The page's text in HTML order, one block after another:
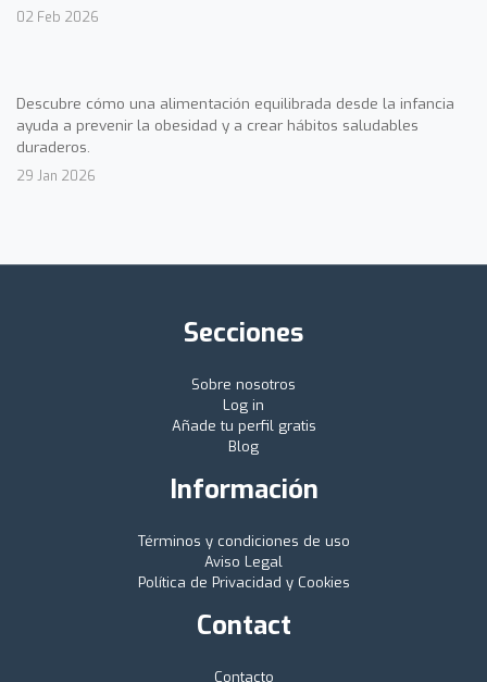
02 Feb 2026
Descubre cómo una alimentación equilibrada desde la infancia
ayuda a prevenir la obesidad y a crear hábitos saludables
duraderos.
29 Jan 2026
Secciones
Sobre nosotros
Log in
Añade tu perfil gratis
Blog
Información
Términos y condiciones de uso
Aviso Legal
Política de Privacidad y Cookies
Contact
Contacto